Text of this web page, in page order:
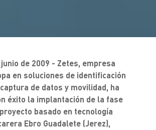
de 2009 - Zetes, empresa
en soluciones de identificación
de datos y movilidad, ha
éxito la implantación de la fase
basado en tecnología
Ebro Guadalete (Jerez),